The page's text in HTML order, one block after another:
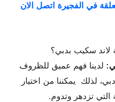
في الفجيرة اتصل الان
لاند سكيب بدبي؟
لدينا فهم عميق للظروف
لذلك يمكننا من اختيار
التي تزدهر وتدوم.